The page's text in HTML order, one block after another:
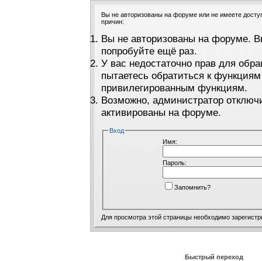
Вы не авторизованы на форуме или не имеете
причин:
Вы не авторизованы на форуме.
попробуйте ещё раз.
У вас недостаточно прав для
пытаетесь обратиться к
привилегированным функциям.
Возможно, администратор
активированы на форуме.
Вход
Имя:
Пароль:
Запомнить?
Для просмотра этой страницы необходимо
Быстрый переход